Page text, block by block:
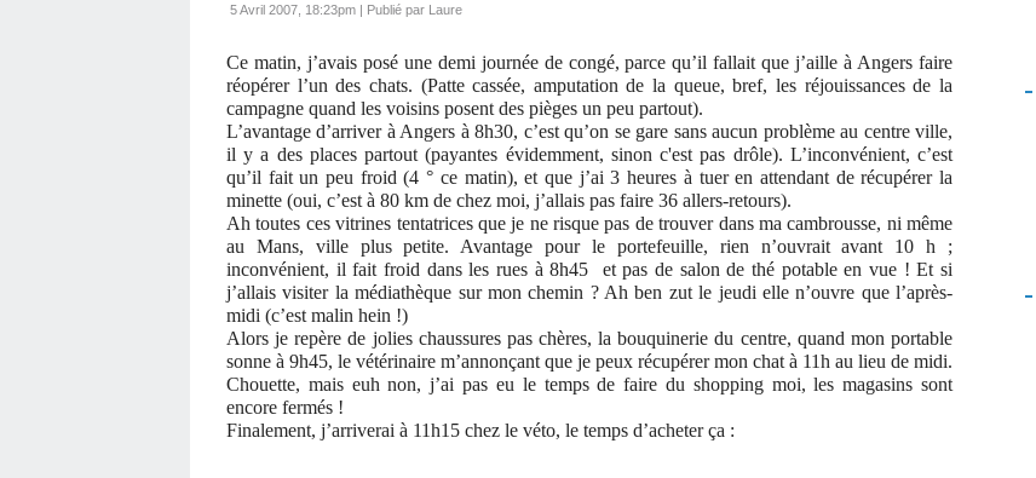
5 Avril 2007, 18:23pm | Publié par Laure
Ce matin, j’avais posé une demi journée de congé, parce qu’il fallait que j’aille à Angers faire
réopérer l’un des chats. (Patte cassée, amputation de la queue, bref, les réjouissances de la
campagne quand les voisins posent des pièges un peu partout).
L’avantage d’arriver à Angers à 8h30, c’est qu’on se gare sans aucun problème au centre ville,
il y a des places partout (payantes évidemment, sinon c'est pas drôle). L’inconvénient, c’est
qu’il fait un peu froid (4 ° ce matin), et que j’ai 3 heures à tuer en attendant de récupérer la
minette (oui, c’est à 80 km de chez moi, j’allais pas faire 36 allers-retours).
Ah toutes ces vitrines tentatrices que je ne risque pas de trouver dans ma cambrousse, ni même
au Mans, ville plus petite. Avantage pour le portefeuille, rien n’ouvrait avant 10 h ;
inconvénient, il fait froid dans les rues à 8h45 et pas de salon de thé potable en vue ! Et si
j’allais visiter la médiathèque sur mon chemin ? Ah ben zut le jeudi elle n’ouvre que l’après-
midi (c’est malin hein !)
Alors je repère de jolies chaussures pas chères, la bouquinerie du centre, quand mon portable
sonne à 9h45, le vétérinaire m’annonçant que je peux récupérer mon chat à 11h au lieu de midi.
Chouette, mais euh non, j’ai pas eu le temps de faire du shopping moi, les magasins sont
encore fermés !
Finalement, j’arriverai à 11h15 chez le véto, le temps d’acheter ça :